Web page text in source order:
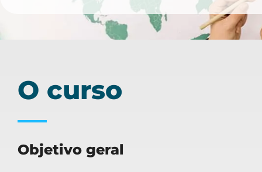
O curso
Objetivo geral